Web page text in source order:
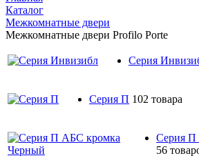
Каталог
Межкомнатные двери
Межкомнатные двери Profilo Porte
Серия
Серия П 102 товара
Серия П
56